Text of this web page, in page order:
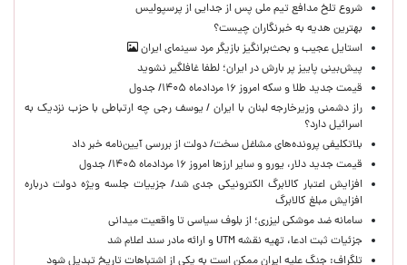
شروع تلخ مدافع تیم ملی پس از جدایی از پرسپولیس
بهترین هدیه به خبرنگاران چیست؟
استایل عجیب و بحث‌برانگیز بازیگر مرد سینمای ایران
پیش‌بینی پاییز پر بارش در ایران؛ لطفا غافلگیر نشوید
قیمت جدید طلا و سکه امروز ۱۶ مردادماه ۱۴۰۵/ جدول
راز دشمنی وزیرخارجه لبنان با ایران / یوسف رجی چه ارتباطی با حزب نزدیک به
اسرائیل دارد؟
بلاتکلیفی پرونده‌های مشاغل سخت/ دولت از بررسی آیین‌نامه خبر داد
قیمت جدید دلار، یورو و سایر ارزها امروز ۱۶ مردادماه ۱۴۰۵/ جدول
افزایش اعتبار کالابرگ الکترونیکی جدی شد/ جزییات جلسه ویژه دولت درباره
افزایش مبلغ کالابرگ
سامانه ضد موشکی لیزری؛ از بلوف سیاسی تا واقعیت میدانی
جزئیات ثبت ادعا، تهیه نقشه UTM و ارائه مادر سند اعلام شد
تلگراف: جنگ علیه ایران ممکن است به یکی از اشتباهات تاریخ تبدیل شود